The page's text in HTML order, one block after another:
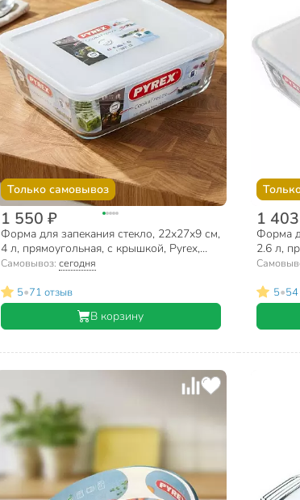
Только самовывоз
1 550 ₽
Форма для запекания стекло, 22х27х9 см,
4 л, прямоугольная, с крышкой, Pyrex,
Cook Freez, 244Р000
Самовывоз: сегодня
5•71 отзыв
В корзину
1
Форма
2.6 л,
Cook
5•54